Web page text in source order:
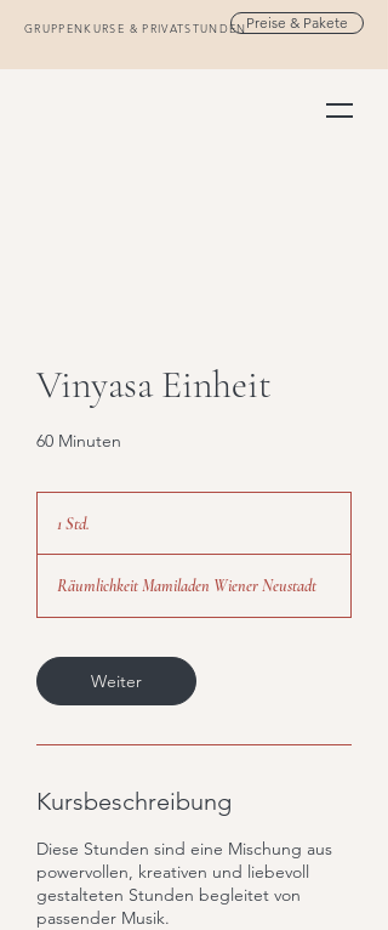
GRUPPENKURSE & PRIVATSTUNDENPreise & Pakete
Vinyasa Einheit
60 Minuten
1 Std.
d
Räumlichkeit Mamiladen Wiener Neustadt
Weiter
Kursbeschreibung
Diese Stunden sind eine Mischung aus
powervollen, kreativen und liebevoll
gestalteten Stunden begleitet von
passender Musik.